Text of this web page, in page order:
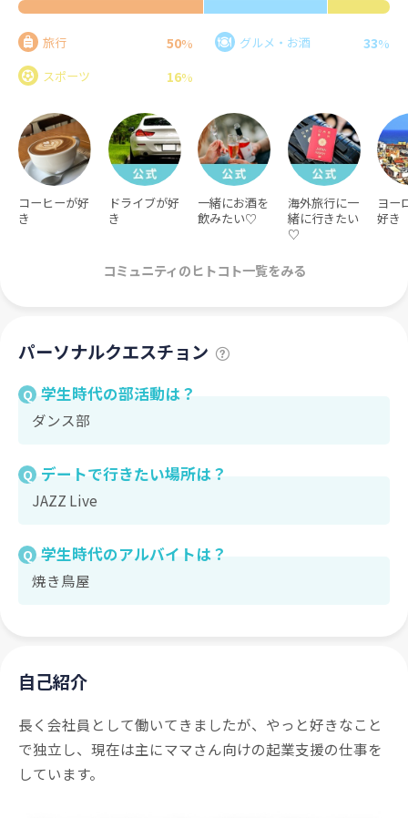
旅行 50% グルメ・お酒 33%
スポーツ
16%
コーヒーが好
き
ドライブが好
き
一緒にお酒を
飲みたい♡
海外旅行に一
緒に行きたい
♡
ヨー
好き
コミュニティのヒトコト一覧をみる
パーソナルクエスチョン
Q 学生時代の部活動は？
ダンス部
Q デートで行きたい場所は？
JAZZ Live
Q 学生時代のアルバイトは？
焼き鳥屋
自己紹介
長く会社員として働いてきましたが、やっと好きなこと
で独立し、現在は主にママさん向けの起業支援の仕事を
しています。